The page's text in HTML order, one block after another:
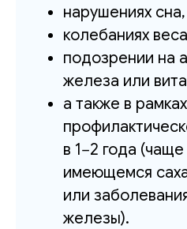
нарушениях сна,
колебаниях
подозрении на
железа или
а также в рамках
в 1−2 года
имеющемся
или
железы).